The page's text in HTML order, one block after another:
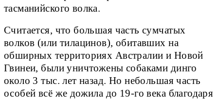
тасманийского волка.
Считается, что большая часть сумчатых
волков (или тилацинов), обитавших на
обширных территориях Австралии и Новой
Гвинеи, были уничтожены собаками динго
около 3 тыс. лет назад. Но небольшая часть
особей всё же дожила до 19-го века благодаря